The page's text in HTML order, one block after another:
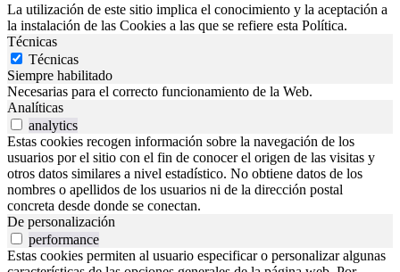
La utilización de este sitio implica el conocimiento y la aceptación a
la instalación de las Cookies a las que se refiere esta Política.
Técnicas
Técnicas
Siempre habilitado
Necesarias para el correcto funcionamiento de la Web.
Analíticas
analytics
Estas cookies recogen información sobre la navegación de los
usuarios por el sitio con el fin de conocer el origen de las visitas y
otros datos similares a nivel estadístico. No obtiene datos de los
nombres o apellidos de los usuarios ni de la dirección postal
concreta desde donde se conectan.
De personalización
performance
Estas cookies permiten al usuario especificar o personalizar algunas